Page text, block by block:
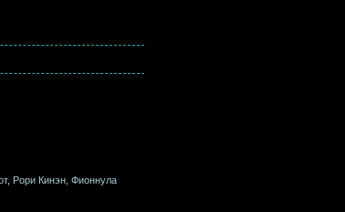
Рори Кинэн, Фионнула